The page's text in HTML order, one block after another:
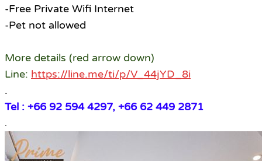
-Free Private Wifi Internet
-Pet not allowed
More details (red arrow down)
Line: https://line.me/ti/p/V_44jYD_8i
.
Tel : +66 92 594 4297, +66 62 449 2871
.